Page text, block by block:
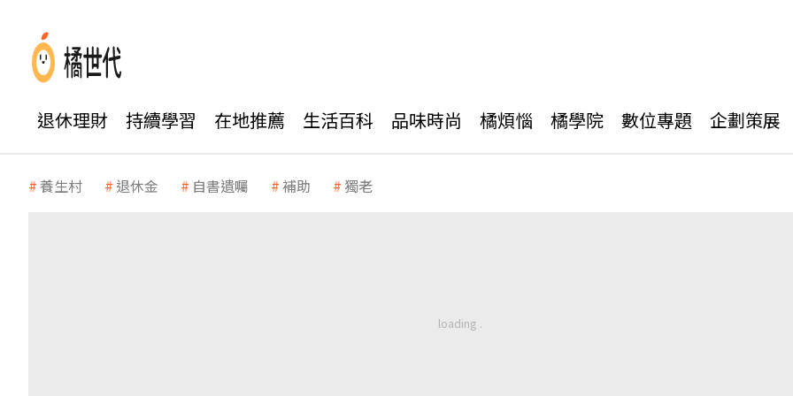
退休理財 持續學習 在地推薦 生活百科 品味時尚 橘煩惱 橘學院 數位專題 企劃策展
養生村 退休金 自書遺囑 補助 獨老